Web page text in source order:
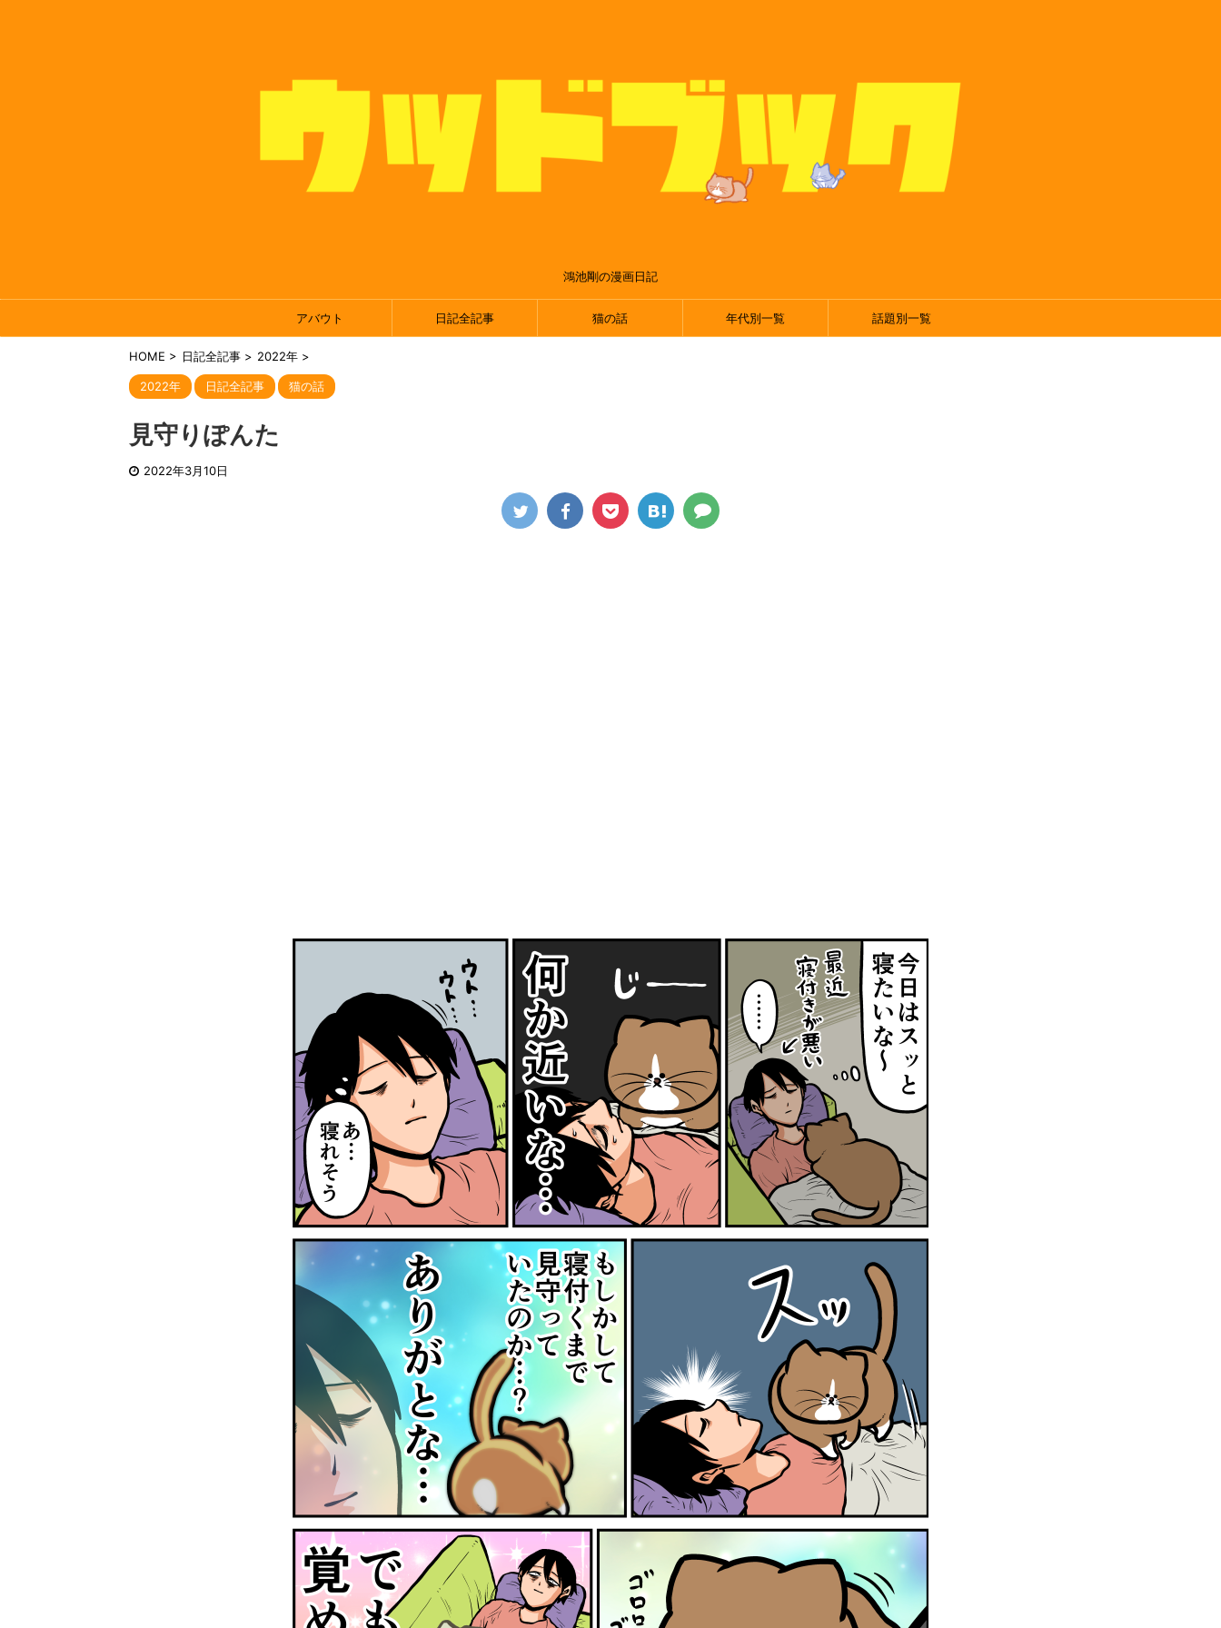
鴻池剛の漫画日記
アバウト 日記全記事 猫の話 年代別一覧 話題別一覧
HOME > 日記全記事 > 2022年 >
2022年 日記全記事 猫の話
見守りぽんた
2022年3月10日